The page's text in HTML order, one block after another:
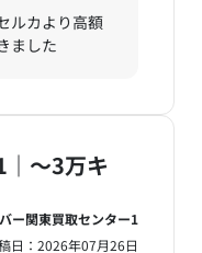
ルカより高額
ました
～3万キ
ー関東買取センター1
日： 2026年07月26日